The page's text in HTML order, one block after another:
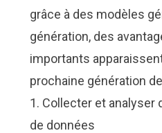
grâce à des modèles
génération, des
importants
prochaine génération
1. Collecter et analyser
de données